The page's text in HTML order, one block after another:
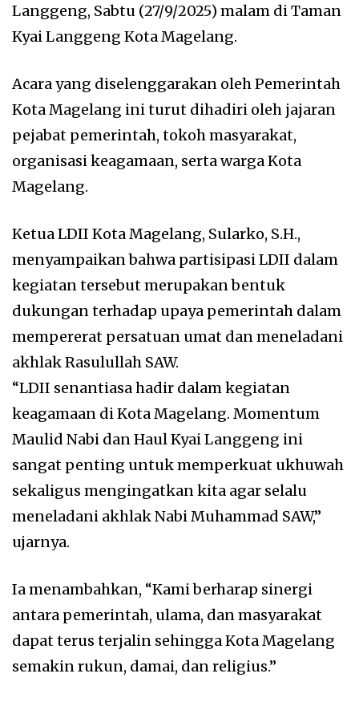
Langgeng, Sabtu (27/9/2025) malam di Taman
Kyai Langgeng Kota Magelang.
Acara yang diselenggarakan oleh Pemerintah
Kota Magelang ini turut dihadiri oleh jajaran
pejabat pemerintah, tokoh masyarakat,
organisasi keagamaan, serta warga Kota
Magelang.
Ketua LDII Kota Magelang, Sularko, S.H.,
menyampaikan bahwa partisipasi LDII dalam
kegiatan tersebut merupakan bentuk
dukungan terhadap upaya pemerintah dalam
mempererat persatuan umat dan meneladani
akhlak Rasulullah SAW.
“LDII senantiasa hadir dalam kegiatan
keagamaan di Kota Magelang. Momentum
Maulid Nabi dan Haul Kyai Langgeng ini
sangat penting untuk memperkuat ukhuwah
sekaligus mengingatkan kita agar selalu
meneladani akhlak Nabi Muhammad SAW,”
ujarnya.
Ia menambahkan, “Kami berharap sinergi
antara pemerintah, ulama, dan masyarakat
dapat terus terjalin sehingga Kota Magelang
semakin rukun, damai, dan religius.”